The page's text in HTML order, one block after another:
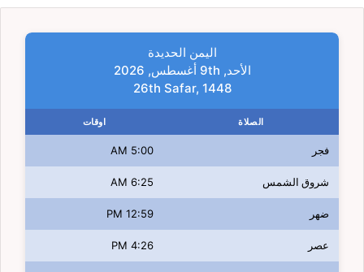
اليمن الحديدة
الأحد, 9th أغسطس, 2026
26th Safar, 1448
الصلاة اوقات
فجر 5:00 AM
شروق الشمس 6:25 AM
ضهر 12:59 PM
عصر 4:26 PM